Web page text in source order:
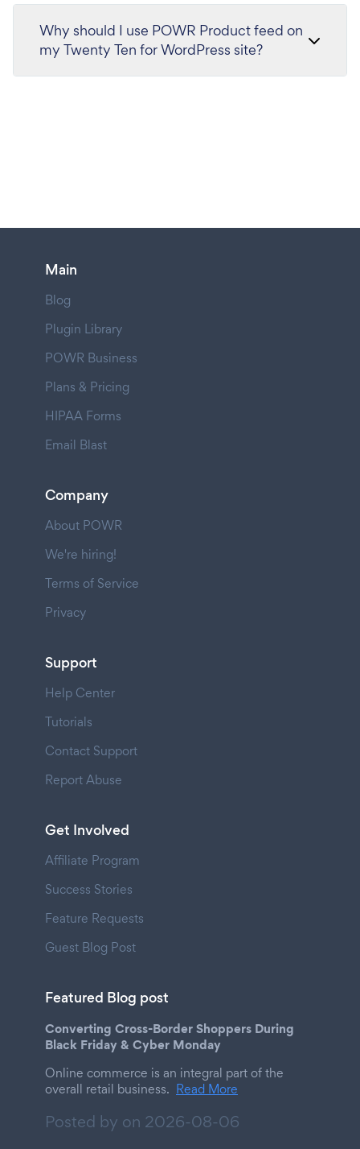
Why should I use POWR Product feed on
my Twenty Ten for WordPress site?
Main
Blog
Plugin Library
POWR Business
Plans & Pricing
HIPAA Forms
Email Blast
Company
About POWR
We're hiring!
Terms of Service
Privacy
Support
Help Center
Tutorials
Contact Support
Report Abuse
Get Involved
Affiliate Program
Success Stories
Feature Requests
Guest Blog Post
Featured Blog post
Converting Cross-Border Shoppers During
Black Friday & Cyber Monday
Online commerce is an integral part of the
overall retail business. Read More
Posted by on 2026-08-06